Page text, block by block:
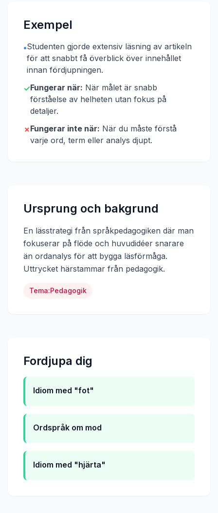
Exempel
•Studenten gjorde extensiv läsning av artikeln
för att snabbt få överblick över innehållet
innan fördjupningen.
✓Fungerar när: När målet är snabb
förståelse av helheten utan fokus på
detaljer.
✗Fungerar inte när: När du måste förstå
varje ord, term eller analys djupt.
Ursprung och bakgrund
En lässtrategi från språkpedagogiken där man
fokuserar på flöde och huvudidéer snarare
än ordanalys för att bygga läsförmåga.
Uttrycket härstammar från pedagogik.
Tema:Pedagogik
Fordjupa dig
Idiom med "fot"
Ordspråk om mod
Idiom med "hjärta"